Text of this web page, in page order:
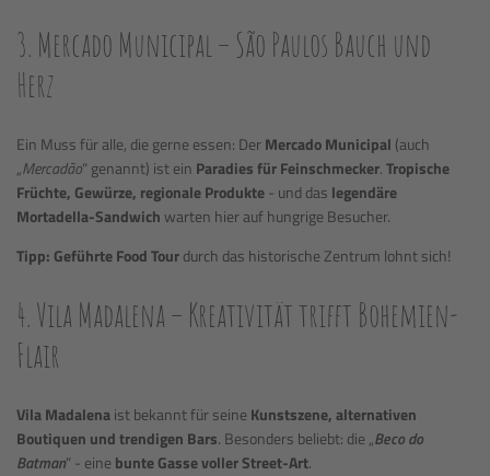
3. Mercado Municipal – São Paulos Bauch und
Herz
Ein Muss für alle, die gerne essen: DerMercado Municipal (auch
„Mercadão“ genannt) ist ein Paradies für Feinschmecker.Tropische
Früchte, Gewürze, regionale Produkte- und das legendäre
Mortadella-Sandwichwarten hier auf hungrige Besucher.
Tipp: Geführte Food Tourdurch das historische Zentrum lohnt sich!
4. Vila Madalena – Kreativität trifft Bohemien-
Flair
Vila Madalenaist bekannt für seine Kunstszene, alternativen
Boutiquen und trendigen Bars. Besonders beliebt: die „Beco do
Batman“ - eine bunte Gasse voller Street-Art.